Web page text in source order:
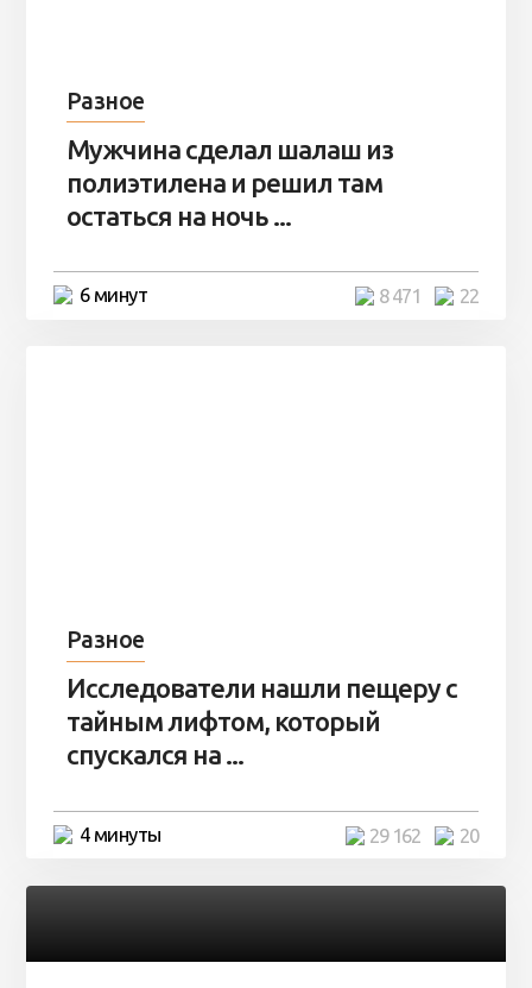
Разное
Мужчина сделал шалаш из
полиэтилена и решил там
остаться на ночь ...
6 минут 22
8 471
Разное
Исследователи нашли пещеру с
тайным лифтом, который
спускался на ...
4 минуты 20
29 162